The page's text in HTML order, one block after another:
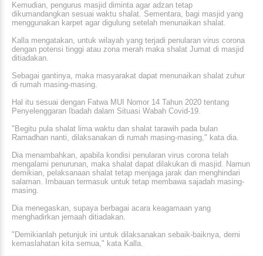
Kemudian, pengurus masjid diminta agar adzan tetap
dikumandangkan sesuai waktu shalat. Sementara, bagi masjid yang
menggunakan karpet agar digulung setelah menunaikan shalat.
Kalla mengatakan, untuk wilayah yang terjadi penularan virus corona
dengan potensi tinggi atau zona merah maka shalat Jumat di masjid
ditiadakan.
Sebagai gantinya, maka masyarakat dapat menunaikan shalat zuhur
di rumah masing-masing.
Hal itu sesuai dengan Fatwa MUI Nomor 14 Tahun 2020 tentang
Penyelenggaran Ibadah dalam Situasi Wabah Covid-19.
"Begitu pula shalat lima waktu dan shalat tarawih pada bulan
Ramadhan nanti, dilaksanakan di rumah masing-masing," kata dia.
Dia menambahkan, apabila kondisi penularan virus corona telah
mengalami penurunan, maka shalat dapat dilakukan di masjid. Namun
demikian, pelaksanaan shalat tetap menjaga jarak dan menghindari
salaman. Imbauan termasuk untuk tetap membawa sajadah masing-
masing.
Dia menegaskan, supaya berbagai acara keagamaan yang
menghadirkan jemaah ditiadakan.
"Demikianlah petunjuk ini untuk dilaksanakan sebaik-baiknya, derni
kemaslahatan kita semua," kata Kalla.